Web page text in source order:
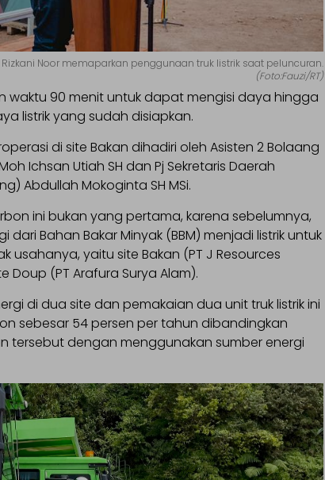
Rizkani Noor memaparkan penggunaan truk listrik saat peluncuran.
(Foto:Fauzi/RT)
waktu 90 menit untuk dapat mengisi daya hingga
listrik yang sudah disiapkan.
di site Bakan dihadiri oleh Asisten 2 Bolaang
Ichsan Utiah SH dan Pj Sekretaris Daerah
Abdullah Mokoginta SH MSi.
ini bukan yang pertama, karena sebelumnya,
dari Bahan Bakar Minyak (BBM) menjadi listrik untuk
usahanya, yaitu site Bakan (PT J Resources
(PT Arafura Surya Alam).
di dua site dan pemakaian dua unit truk listrik ini
sebesar 54 persen per tahun dibandingkan
tersebut dengan menggunakan sumber energi